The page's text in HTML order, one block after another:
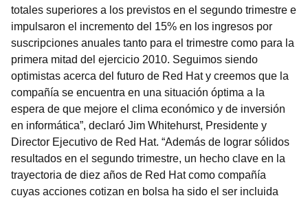
totales superiores a los previstos en el segundo trimestre e
impulsaron el incremento del 15% en los ingresos por
suscripciones anuales tanto para el trimestre como para la
primera mitad del ejercicio 2010. Seguimos siendo
optimistas acerca del futuro de Red Hat y creemos que la
compañía se encuentra en una situación óptima a la
espera de que mejore el clima económico y de inversión
en informática”, declaró Jim Whitehurst, Presidente y
Director Ejecutivo de Red Hat. “Además de lograr sólidos
resultados en el segundo trimestre, un hecho clave en la
trayectoria de diez años de Red Hat como compañía
cuyas acciones cotizan en bolsa ha sido el ser incluida